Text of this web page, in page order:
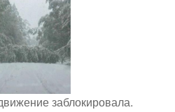
заблокировала.